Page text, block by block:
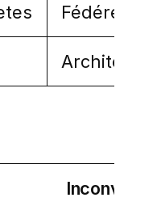
Fédérer